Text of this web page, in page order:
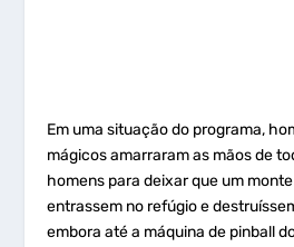
Em uma situação do programa,
mágicos amarraram as mãos de
homens para deixar que um
entrassem no refúgio e
embora até a máquina de pinball